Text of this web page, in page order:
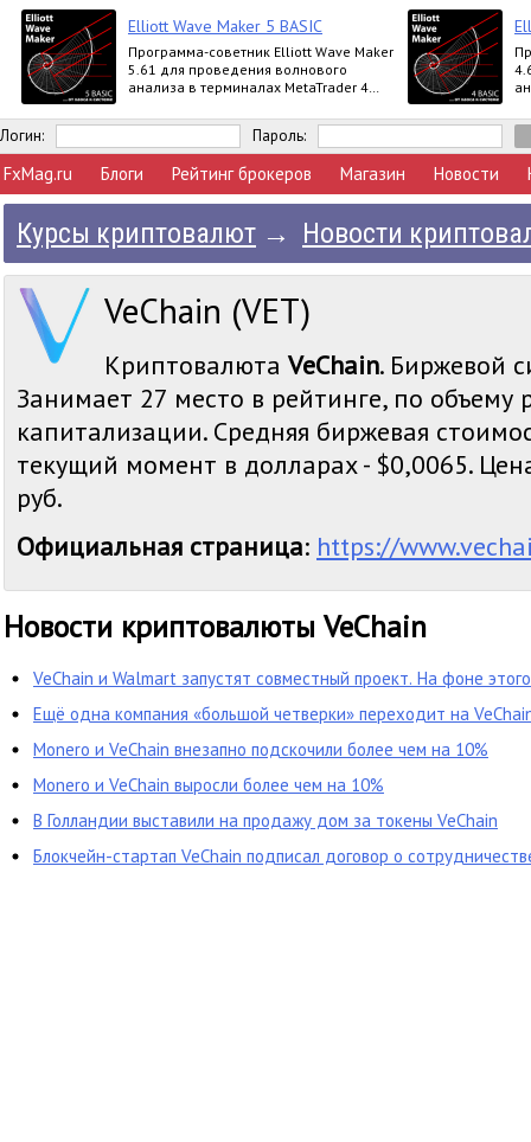
Elliott Wave Maker 5 BASIC
Программа-советник Elliott Wave Maker
5.61 для проведения волнового
анализа в терминалах MetaTrader 4
Extended
Логин: Пароль:
FxMag.ru Блоги Рейтинг брокеров Магазин Новости
Курсы криптовалют → Новости
VeChain (VET)
Криптовалюта VeChain. Биржевой
Занимает 27 место в рейтинге, по объему
капитализации. Средняя биржевая
текущий момент в долларах - $0,0065.
руб.
Официальная страница: https://
Новости криптовалюты VeChain
VeChain и Walmart запустят совместный проект. На фоне
Ещё одна компания «большой четверки» переходит на
Monero и VeChain внезапно подскочили более чем на 10%
Monero и VeChain выросли более чем на 10%
В Голландии выставили на продажу дом за токены VeChain
Блокчейн-стартап VeChain подписал договор о